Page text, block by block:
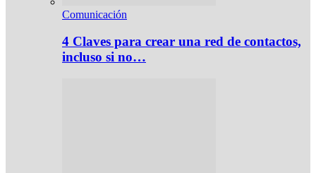
Comunicación
4 Claves para crear una red de contactos,
incluso si no…